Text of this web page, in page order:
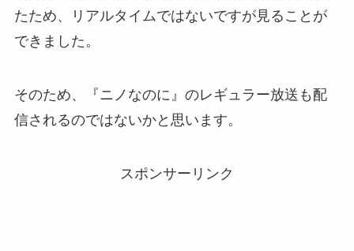
たため、リアルタイムではないですが見ることが
できました。
そのため、『ニノなのに』のレギュラー放送も配
信されるのではないかと思います。
スポンサーリンク